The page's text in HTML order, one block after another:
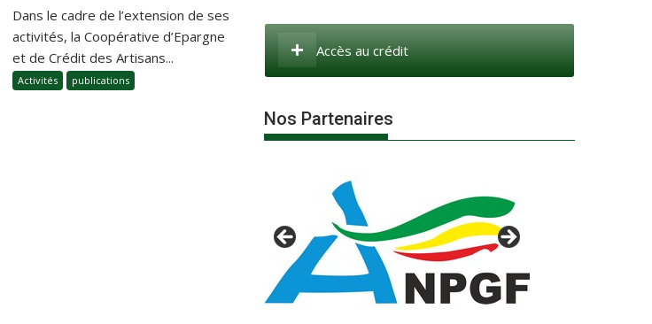
Dans le cadre de l’extension de ses
activités, la Coopérative d’Epargne
et de Crédit des Artisans...
Activités publications
Accès au crédit
Nos Partenaires